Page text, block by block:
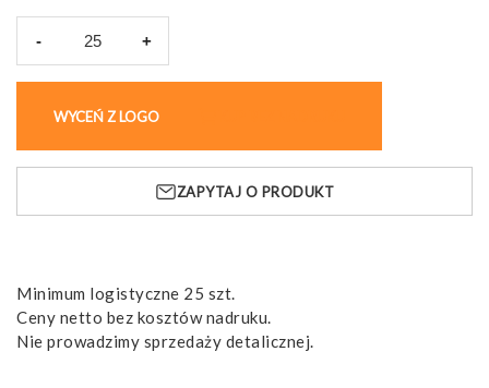
-
daszkiem
Buffalo,
szczotkowana
+
WYCEŃ Z LOGO
ZAPYTAJ O PRODUKT
Minimum logistyczne 25 szt.
Ceny netto bez kosztów nadruku.
Nie prowadzimy sprzedaży detalicznej.